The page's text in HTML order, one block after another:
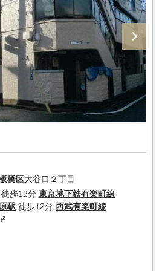
橋区大谷口２丁目
徒歩12分 東京地下鉄有楽町線
駅 徒歩12分 西武有楽町線